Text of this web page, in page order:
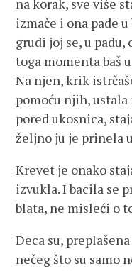
na korak, sve više
izmače i ona pade
grudi joj se, u padu,
toga momenta baš
Na njen, krik
pomoću njih, ustala
pored ukosnica,
željno ju je prinela
Krevet je onako
izvukla. I bacila se
blata, ne misleći o
Deca su,
nečeg što su samo